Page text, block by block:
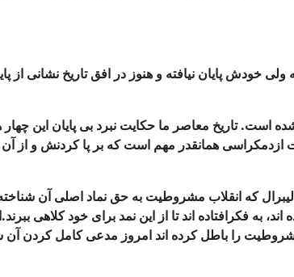
ولی خودش پایان نیافته و هنوز در افق تاریخ نشانی از
تاریخ معاصر ما حكایت نبرد بی پایان این چهار
ازدمكراسی همانقدر مهم است كه بر پا كردنش و
كه انقلاب مشروطیت به حق نماد اصلی آن
به فكرافتاده اند تا از این نمد برای خود كلاهی
را باطل كرده اند امروز مدعی كامل كردن آن